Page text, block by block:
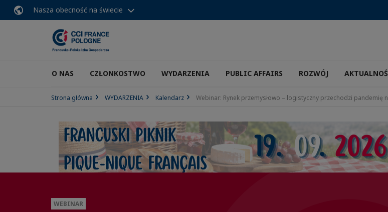
Nasza obecność na świecie
O NAS CZŁONKOSTWO WYDARZENIA PUBLIC AFFAIRS ROZWÓJ
Strona główna WYDARZENIA Kalendarz Webinar: Rynek przemysłowo – logistyczny przechodzi pandemię
WEBINAR